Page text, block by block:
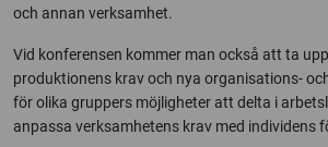
och annan verksamhet.
Vid konferensen kommer man också att ta
produktionens krav och nya organisations-
för olika gruppers möjligheter att delta i
anpassa verksamhetens krav med individens